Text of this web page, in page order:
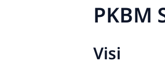
PKBM
Visi